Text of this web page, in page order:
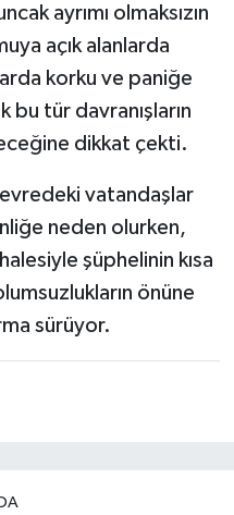
ayrımı olmaksızın
açık alanlarda
korku ve paniğe
tür davranışların
dikkat çekti.
vatandaşlar
neden olurken,
şüphelinin kısa
önüne
sürüyor.